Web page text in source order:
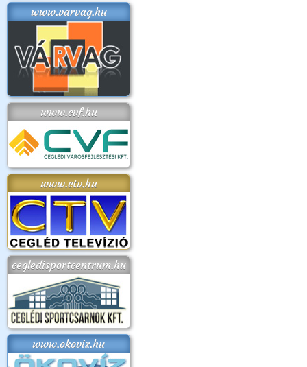
www.varvag.hu
www.cvf.hu
www.ctv.hu
cegledisportcentrum.hu
www.okoviz.hu